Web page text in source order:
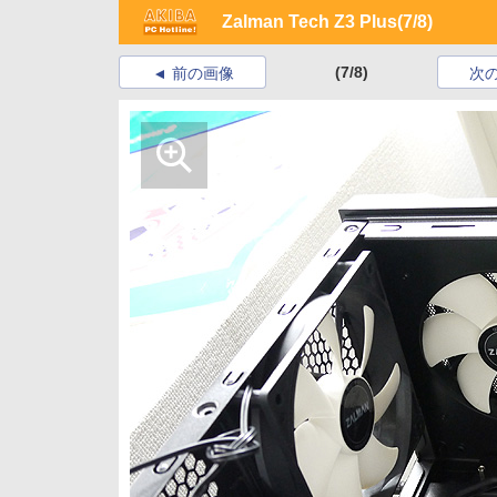
Zalman Tech Z3 Plus(7/8)
前の画像 (7/8) 次